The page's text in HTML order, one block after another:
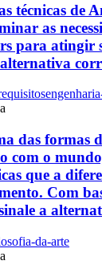
técnicas de
as
para atingir
das formas
com o
que a
Com
a
da-arte